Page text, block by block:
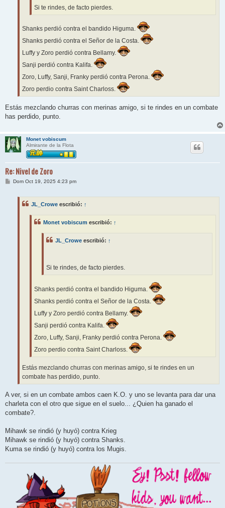
Si te rindes, de facto pierdes.
Shanks perdió contra el bandido Higuma.
Shanks perdió contra el Señor de la Costa.
Luffy y Zoro perdió contra Bellamy.
Sanji perdió contra Kalifa.
Zoro, Luffy, Sanji, Franky perdió contra Perona.
Zoro perdio contra Saint Charloss.
Estás mezclando churras con merinas amigo, si te rindes en un combate
has perdido, punto.
Monet vobiscum
Almirante de la Flota
Re: Nivel de Zoro
MDom Oct 19, 2025 4:23 pm
JL_Crowe escribió: ↑
Monet vobiscum escribió: ↑
JL_Crowe escribió: ↑
Si te rindes, de facto pierdes.
Shanks perdió contra el bandido Higuma.
Shanks perdió contra el Señor de la Costa.
Luffy y Zoro perdió contra Bellamy.
Sanji perdió contra Kalifa.
Zoro, Luffy, Sanji, Franky perdió contra Perona.
Zoro perdio contra Saint Charloss.
Estás mezclando churras con merinas amigo, si te rindes en un
combate has perdido, punto.
A ver, si en un combate ambos caen K.O. y uno se levanta para dar una
charleta con el otro que sigue en el suelo... ¿Quien ha ganado el
combate?.
Mihawk se rindió (y huyó) contra Krieg
Mihawk se rindió (y huyó) contra Shanks.
Kuma se rindió (y huyó) contra los Mugis.